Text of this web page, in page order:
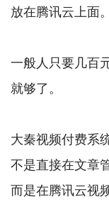
放在腾讯云上面。
一般人只要几百
就够了。
大秦视频付费系
不是直接在文章
而是在腾讯云视